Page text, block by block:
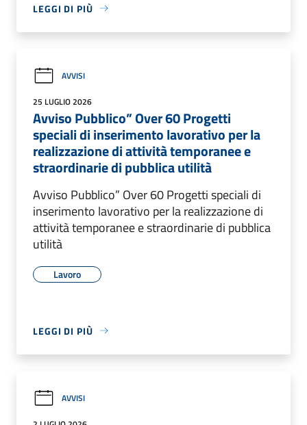
LEGGI DI PIÙ
AVVISI
25 LUGLIO 2026
Avviso Pubblico” Over 60 Progetti
speciali di inserimento lavorativo per la
realizzazione di attività temporanee e
straordinarie di pubblica utilità
Avviso Pubblico” Over 60 Progetti speciali di
inserimento lavorativo per la realizzazione di
attività temporanee e straordinarie di pubblica
utilità
Lavoro
LEGGI DI PIÙ
AVVISI